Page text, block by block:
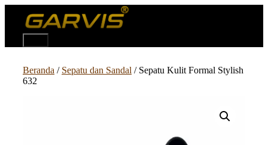
Beranda / Sepatu dan Sandal / Sepatu Kulit Formal Stylish
632